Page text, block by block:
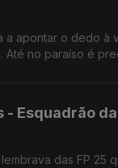
a apontar o dedo à
Até no paraíso é
- Esquadrão
das FP 25